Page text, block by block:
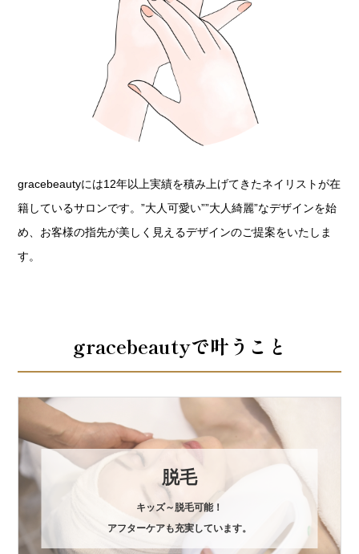
gracebeautyには12年以上実績を積み上げてきたネイリストが在
籍しているサロンです。”大人可愛い””大人綺麗”なデザインを始
め、お客様の指先が美しく見えるデザインのご提案をいたしま
す。
gracebeautyで叶うこと
脱毛
キッズ～脱毛可能！
アフターケアも充実しています。